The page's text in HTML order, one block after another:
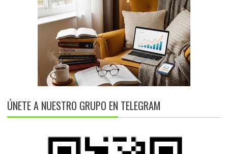
ÚNETE A NUESTRO GRUPO EN TELEGRAM